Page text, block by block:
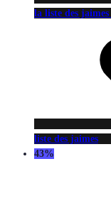
la liste des jaimes
liste des jaimes
43%